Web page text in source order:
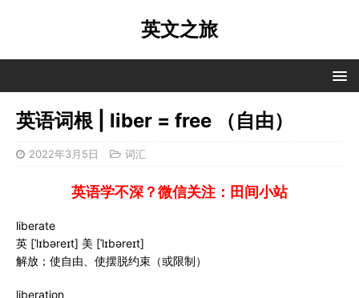
英文之旅
英语词根 | liber = free （自由）
2022年3月5日 词汇
英语学不深？微信关注：田间小站
liberate
英 [ˈlɪbəreɪt] 美 [ˈlɪbəreɪt]
解放；使自由、使摆脱约束（或限制）
liberation